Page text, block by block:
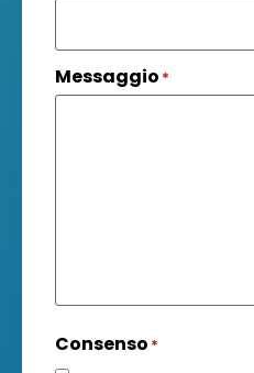
Messaggio *
Consenso *